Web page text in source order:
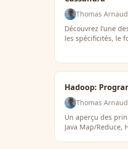
Thomas Arnaud
Découvrez l’une
les spécificités, le
Hadoop:
Thomas Arnaud
Un aperçu des
Java Map/Reduce,